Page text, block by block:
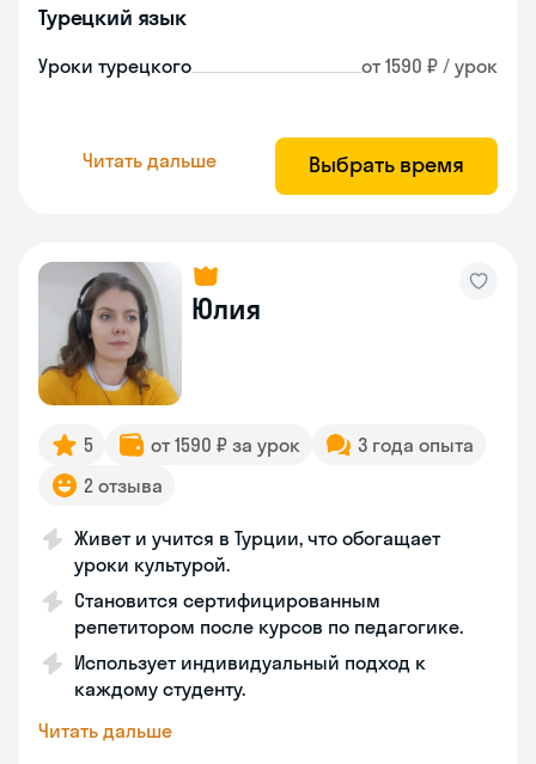
Турецкий язык
Уроки турецкого от 1590 ₽ / урок
Читать дальше Выбрать время
Юлия
5 от 1590 ₽ за урок
3 года опыта
2 отзыва
Живет и учится в Турции, что обогащает
уроки культурой.
Становится сертифицированным
репетитором после курсов по педагогике.
Использует индивидуальный подход к
каждому студенту.
Читать дальше